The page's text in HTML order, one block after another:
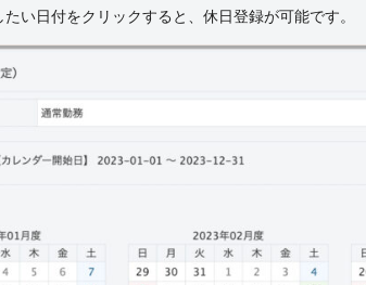
い日付をクリックすると、休日登録が可能です。